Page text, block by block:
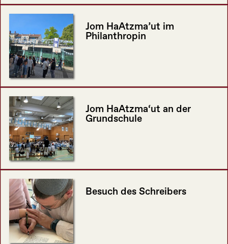
Jom HaAtzma’ut im
Philanthropin
Jom HaAtzma‘ut an der
Grundschule
Besuch des Schreibers